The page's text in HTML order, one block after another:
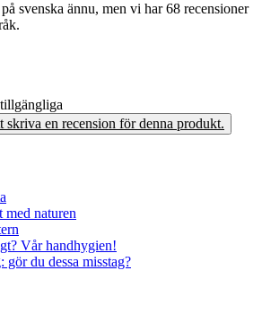
svenska ännu, men vi har 68 recensioner
skriva en recension för denna produkt.
naturen
Vår handhygien!
du dessa misstag?